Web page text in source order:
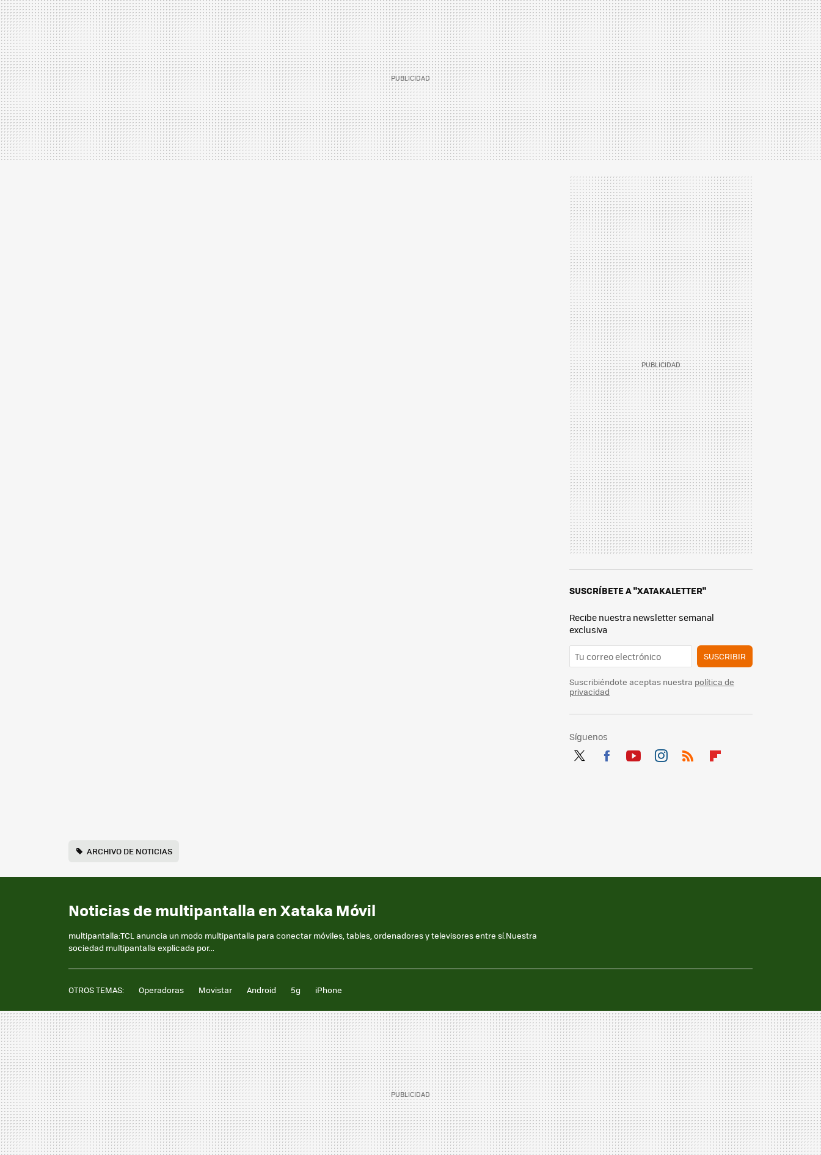
SUSCRÍBETE A "XATAKALETTER"
Recibe nuestra newsletter semanal
exclusiva
SUSCRIBIR
Suscribiéndote aceptas nuestra política de
privacidad
Síguenos
ARCHIVO DE NOTICIAS
Noticias de multipantalla en Xataka Móvil
multipantalla:TCL anuncia un modo multipantalla para conectar móviles, tables, ordenadores y televisores entre sí.Nuestra
sociedad multipantalla explicada por...
OTROS TEMAS: Operadoras Movistar Android 5g iPhone